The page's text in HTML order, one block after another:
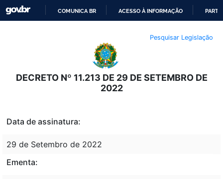
O
CONTEÚDO
COMUNICA BR ACESSO À INFORMAÇÃO
Pesquisar Legislação
DECRETO Nº 11.213 DE 29 DE SETEMBRO DE
2022
Data de assinatura:
29 de Setembro de 2022
Ementa: